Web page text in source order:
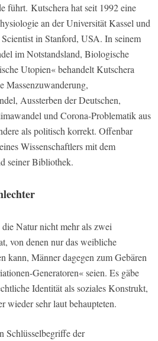
führt. Kutschera hat seit 1992 eine
an der Universität Kassel und
in Stanford, USA. In seinem
im Notstandsland, Biologische
Utopien« behandelt Kutschera
Massenzuwanderung,
Aussterben der Deutschen,
und Corona-Problematik aus
als politisch korrekt. Offenbar
Wissenschaftlers mit dem
seiner Bibliothek.
Natur nicht mehr als zwei
von denen nur das weibliche
kann, Männer dagegen zum Gebären
Generatoren« seien. Es gäbe
Identität als soziales Konstrukt,
wieder sehr laut behaupteten.
Schlüsselbegriffe der